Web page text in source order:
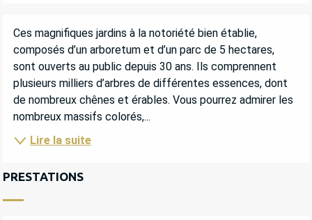
DESCRIPTION
Ces magnifiques jardins à la notoriété bien établie,
composés d’un arboretum et d’un parc de 5 hectares,
sont ouverts au public depuis 30 ans. Ils comprennent
plusieurs milliers d’arbres de différentes essences, dont
de nombreux chênes et érables. Vous pourrez admirer les
nombreux massifs colorés,...
Lire la suite
PRESTATIONS